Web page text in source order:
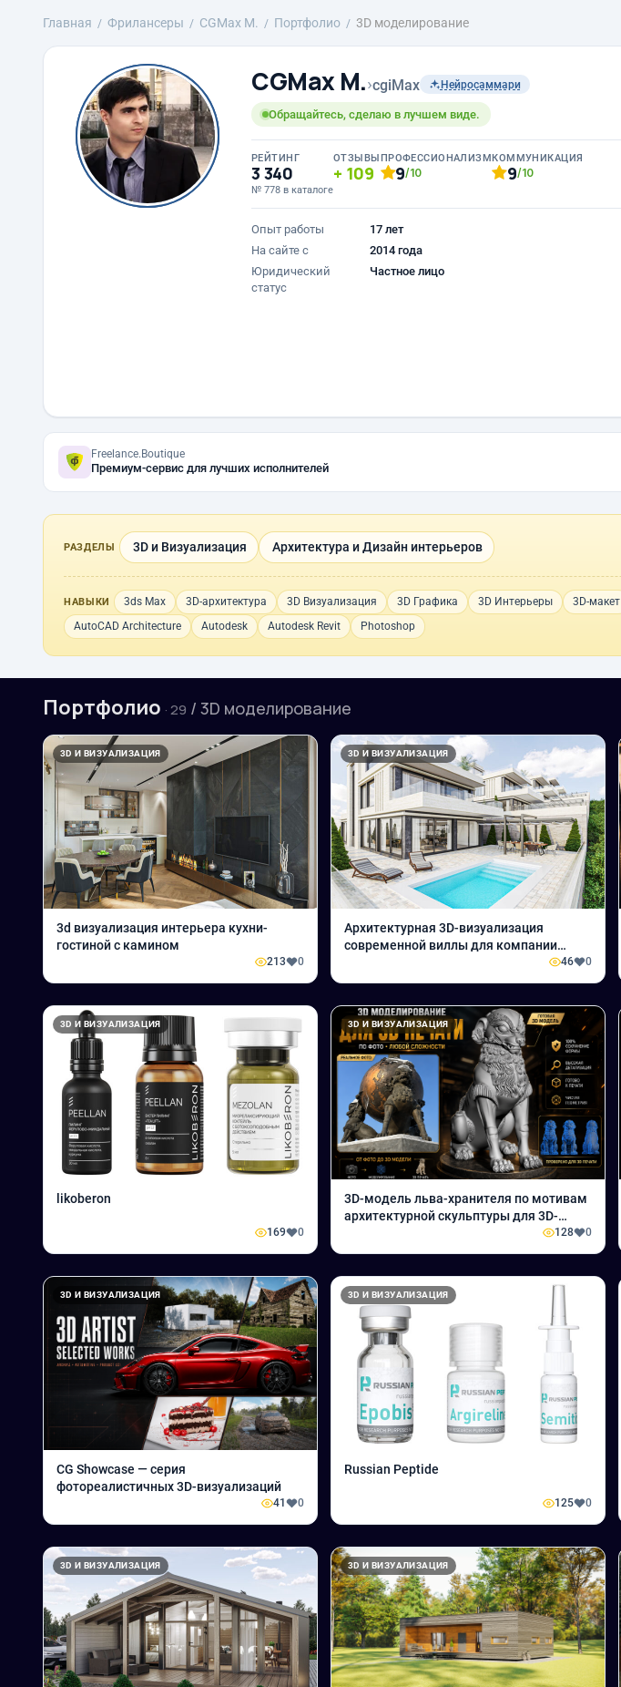
Главная Фрилансеры CGMax M. Портфолио 3D моделирование
CGMax M.›cgiMax Нейросаммари
Обращайтесь, сделаю в лучшем виде.
РЕЙТИНГ
3 340
№ 778 в каталоге
ОТЗЫВЫ
109
ПРОФЕССИОНАЛИЗМ
9/10
КОММУНИКАЦИЯ
9/10
Опыт работы
17 лет
На сайте с
2014 года
Юридический
статус
Частное лицо
Freelance.Boutique
Премиум-сервис для лучших исполнителей
РАЗДЕЛЫ 3D и Визуализация Архитектура и Дизайн интерьеров
НАВЫКИ 3ds Max 3D-архитектура 3D Визуализация 3D Графика 3D Интерьеры 3D-макет
AutoCAD Architecture
Autodesk Autodesk Revit Photoshop
Портфолио · 29 / 3D моделирование
3D И ВИЗУАЛИЗАЦИЯ
3d визуализация интерьера кухни-
гостиной с камином
213 0
3D И ВИЗУАЛИЗАЦИЯ
Архитектурная 3D-визуализация
современной виллы для компании
46 0
3D И ВИЗУАЛИЗАЦИЯ
likoberon
169 0
3D И ВИЗУАЛИЗАЦИЯ
3D-модель льва-хранителя по мотивам
архитектурной скульптуры для 3D-
128 0
3D И ВИЗУАЛИЗАЦИЯ
CG Showcase — серия
фотореалистичных 3D-визуализаций
41 0
3D И ВИЗУАЛИЗАЦИЯ
Russian Peptide
125 0
3D И ВИЗУАЛИЗАЦИЯ 3D И ВИЗУАЛИЗАЦИЯ